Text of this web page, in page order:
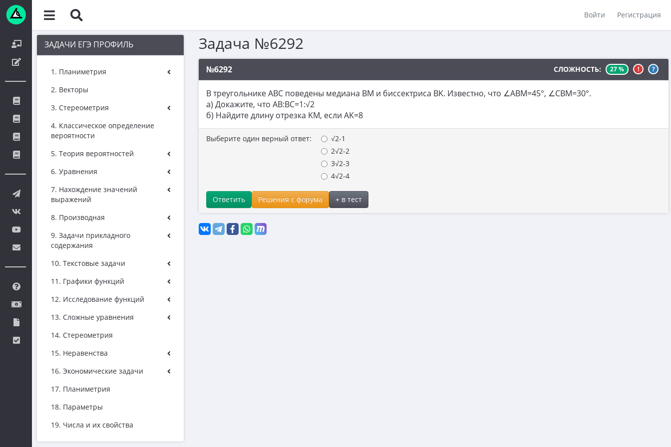
Войти Регистрация
ЗАДАЧИ ЕГЭ ПРОФИЛЬ
1. Планиметрия
2. Векторы
3. Стереометрия
4. Классическое определение
вероятности
5. Теория вероятностей
6. Уравнения
7. Нахождение значений
выражений
8. Производная
9. Задачи прикладного
содержания
10. Текстовые задачи
11. Графики функций
12. Исследование функций
13. Сложные уравнения
14. Стереометрия
15. Неравенства
16. Экономические задачи
17. Планиметрия
18. Параметры
19. Числа и их свойства
Задача №6292
№6292 СЛОЖНОСТЬ: 27 % ! ?
В треугольнике ABC поведены медиана BM и биссектриса BK. Известно, что ∠ABM=45°, ∠CBM=30°.
а) Докажите, что AB:BC=1:√2
б) Найдите длину отрезка KM, если AK=8
Выберите один верный ответ:
√2-1
2√2-2
3√2-3
4√2-4
Ответить Решения с форума + в тест